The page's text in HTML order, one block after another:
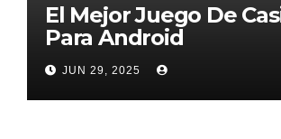
El Mejor Juego De
Para Android
JUN 29, 2025